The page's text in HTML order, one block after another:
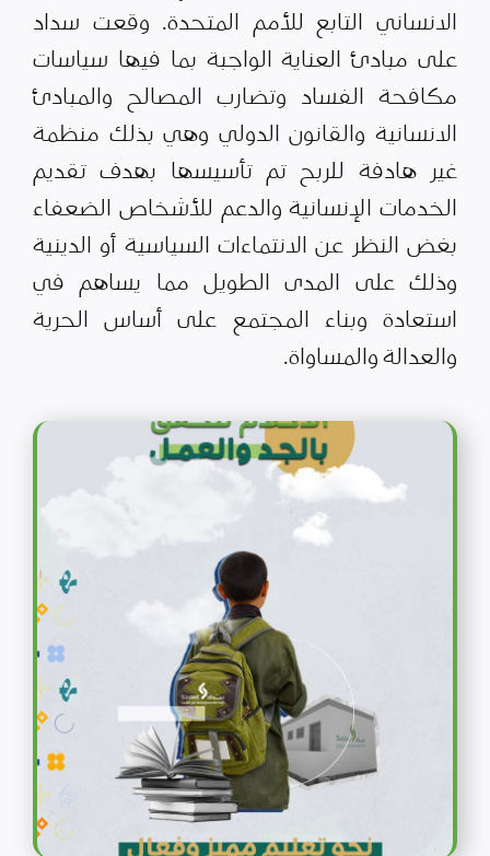
الانساني التابع للأمم المتحدة. وقعت سداد
على مبادئ العناية الواجبة بما فيها سياسات
مكافحة الفساد وتضارب المصالح والمبادئ
الانسانية والقانون الدولي وهي بذلك منظمة
غير هادفة للربح تم تأسيسها بهدف تقديم
الخدمات الإنسانية والدعم للأشخاص الضعفاء
بغض النظر عن الانتماءات السياسية أو الدينية
وذلك على المدى الطويل مما يساهم في
استعادة وبناء المجتمع على أساس الحرية
والعدالة والمساواة.